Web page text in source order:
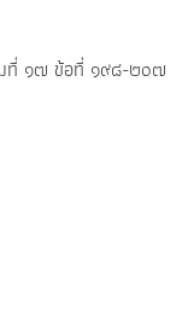
ที่ ๑๗ ข้อที่ ๑๙๘-๒๐๗